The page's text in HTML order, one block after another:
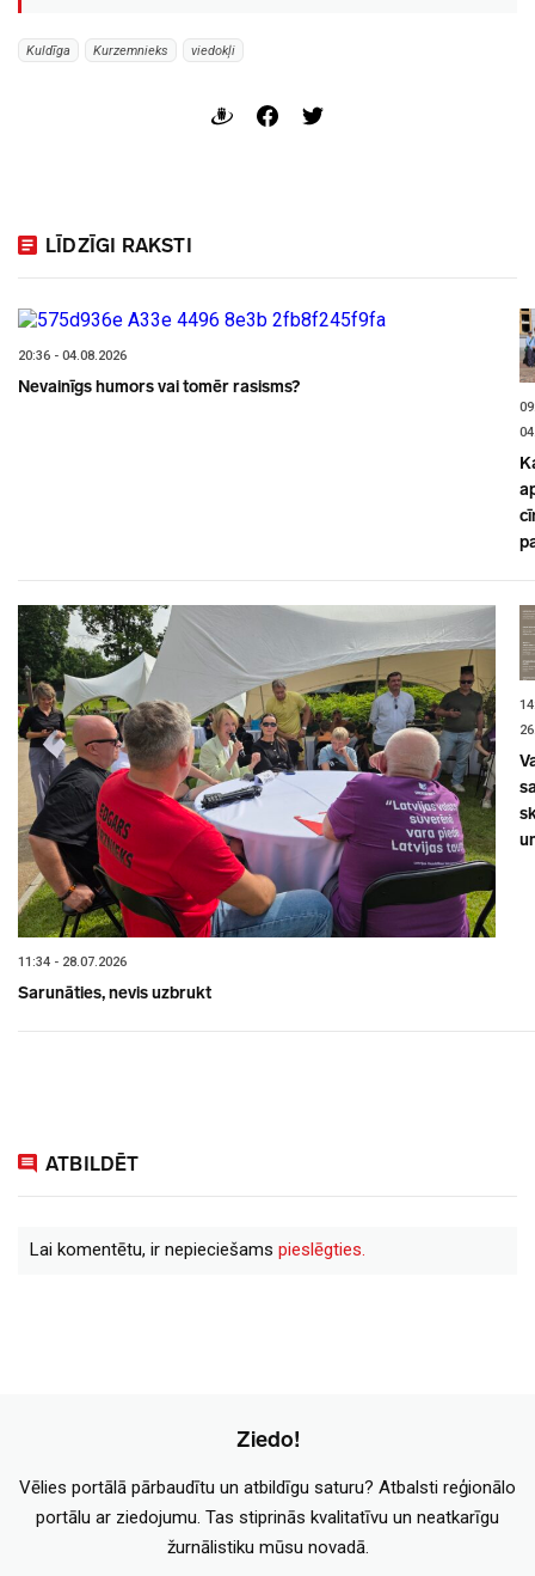
Kuldīga Kurzemnieks viedokļi
LĪDZĪGI RAKSTI
20:36 - 04.08.2026
Nevainīgs humors vai tomēr rasisms?
11:34 - 28.07.2026
Sarunāties, nevis uzbrukt
ATBILDĒT
Lai komentētu, ir nepieciešams pieslēgties.
Ziedo!
Vēlies portālā pārbaudītu un atbildīgu saturu? Atbalsti reģionālo
portālu ar ziedojumu. Tas stiprinās kvalitatīvu un neatkarīgu
žurnālistiku mūsu novadā.